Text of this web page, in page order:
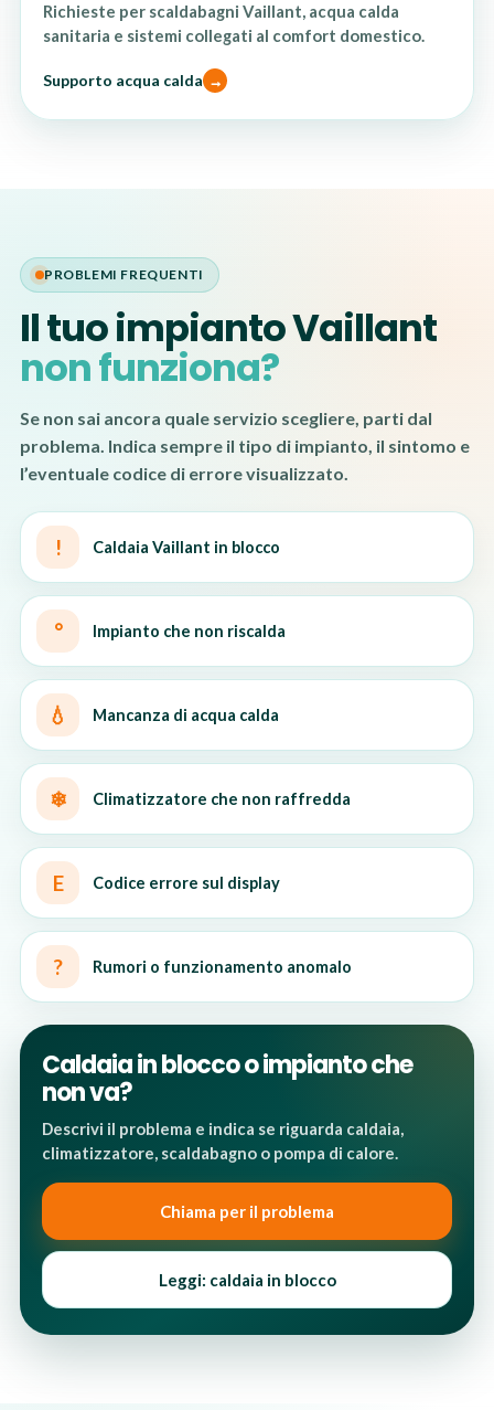
Richieste per scaldabagni Vaillant, acqua calda
sanitaria e sistemi collegati al comfort domestico.
Supporto acqua calda
PROBLEMI FREQUENTI
Il tuo impianto Vaillant
non funziona?
Se non sai ancora quale servizio scegliere, parti dal
problema. Indica sempre il tipo di impianto, il sintomo e
l’eventuale codice di errore visualizzato.
! Caldaia Vaillant in blocco
° Impianto che non riscalda
💧 Mancanza di acqua calda
❄ Climatizzatore che non raffredda
E Codice errore sul display
? Rumori o funzionamento anomalo
Caldaia in blocco o impianto che
non va?
Descrivi il problema e indica se riguarda caldaia,
climatizzatore, scaldabagno o pompa di calore.
Chiama per il problema
Leggi: caldaia in blocco